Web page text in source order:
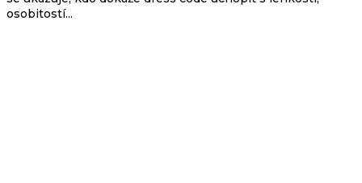
osobitostí...